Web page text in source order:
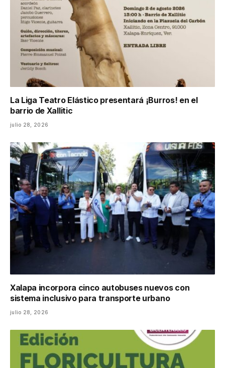
La Liga Teatro Elástico presentará ¡Burros! en el
barrio de Xallitic
julio 28, 2026
Xalapa incorpora cinco autobuses nuevos con
sistema inclusivo para transporte urbano
julio 28, 2026